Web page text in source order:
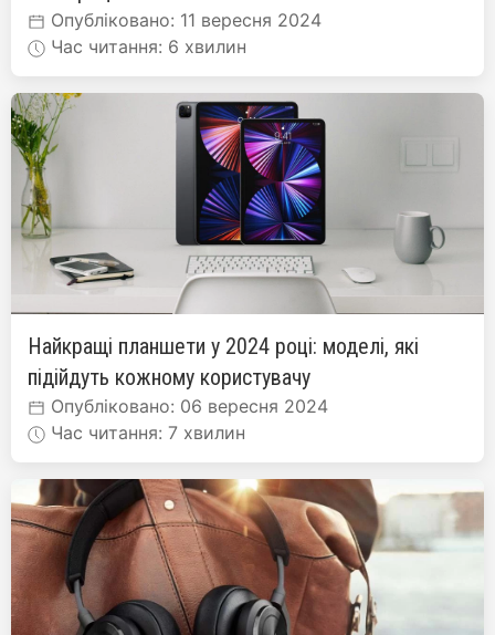
Опубліковано: 11 вересня 2024
Час читання: 6 хвилин
Найкращі планшети у 2024 році: моделі, які
підійдуть кожному користувачу
Опубліковано: 06 вересня 2024
Час читання: 7 хвилин